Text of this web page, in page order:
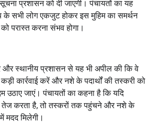
प्रशासन को दी जाएगी। पंचायतों का यह
के सभी लोग एकजुट होकर इस मुहिम का समर्थन
परास्त करना संभव होगा।
और स्थानीय प्रशासन से यह भी अपील की कि वे
कार्रवाई करें और नशे के पदार्थों की तस्करी को
उठाए जाएं। पंचायतों का कहना है कि यदि
तेज करता है, तो तस्करों तक पहुंचने और नशे के
मदद मिलेगी।